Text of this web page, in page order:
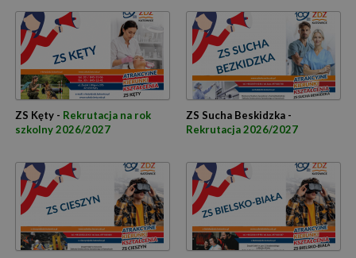
ZS Kęty - Rekrutacja na rok
szkolny 2026/2027
ZS Sucha Beskidzka -
Rekrutacja 2026/2027